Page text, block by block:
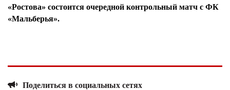
«Ростова» состоится очередной контрольный матч с ФК
«Мальберья».
Поделиться в социальных сетях